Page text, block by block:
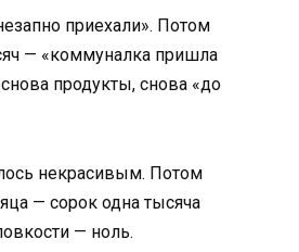
приехали». Потом
— «коммуналка пришла
продукты, снова «до
некрасивым. Потом
— сорок одна тысяча
— ноль.